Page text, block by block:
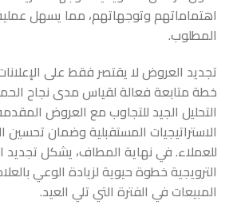
اهتماماتهم وتوجهاتهم، مما يسهل
المطلوب.
تجديد العروض لا يقتصر فقط على
خطة متابعة فعالة لقياس مدى نجاح
التحليل الجيد للتجاوب مع العروض
الاستراتيجيات المستقبلية وضمان تحسين
للعملاء. في نهاية المطاف، يشكل
الترويجية خطوة حيوية لزيادة الوعي
المبيعات في الفترة التي تلي العيد.